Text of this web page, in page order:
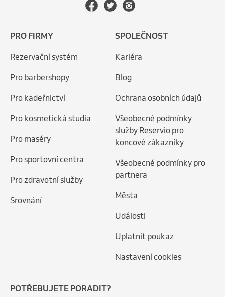
PRO FIRMY
Rezervační systém
Pro barbershopy
Pro kadeřnictví
Pro kosmetická studia
Pro maséry
Pro sportovní centra
Pro zdravotní služby
Srovnání
SPOLEČNOST
Kariéra
Blog
Ochrana osobních údajů
Všeobecné podmínky
služby Reservio pro
koncové zákazníky
Všeobecné podmínky pro
partnera
Města
Události
Uplatnit poukaz
Nastavení cookies
POTŘEBUJETE PORADIT?